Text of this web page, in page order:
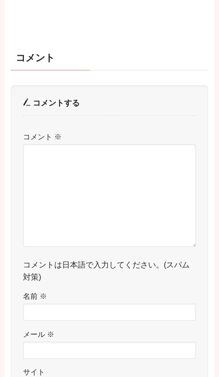
コメント
コメントする
コメント ※
コメントは日本語で入力してください。(スパム
対策)
名前 ※
メール ※
サイト